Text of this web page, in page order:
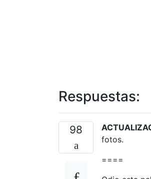
Respuestas:
98
fotos.
====